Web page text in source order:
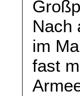
Nach
im
fast